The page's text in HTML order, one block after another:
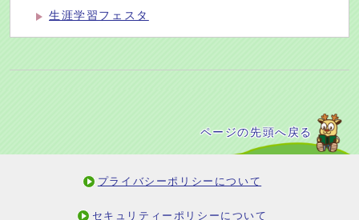
生涯学習フェスタ
ページの先頭へ戻る
プライバシーポリシーについて
セキュリティーポリシーについて